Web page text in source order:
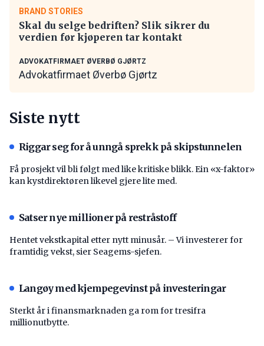
BRAND STORIES
Skal du selge bedriften? Slik sikrer du
verdien før kjøperen tar kontakt
ADVOKATFIRMAET ØVERBØ GJØRTZ
Advokatfirmaet Øverbø Gjørtz
Siste nytt
Riggar seg for å unngå sprekk på skipstunnelen
Få prosjekt vil bli følgt med like kritiske blikk. Ein «x-faktor»
kan kystdirektøren likevel gjere lite med.
Satser nye millioner på restråstoff
Hentet vekstkapital etter nytt minusår. – Vi investerer for
framtidig vekst, sier Seagems-sjefen.
Langøy med kjempegevinst på investeringar
Sterkt år i finansmarknaden ga rom for tresifra
millionutbytte.